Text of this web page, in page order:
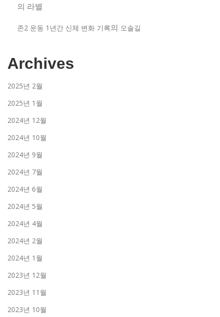
의 라별
존2 운동 1년간 신체 변화 기록의 오솔길
Archives
2025년 2월
2025년 1월
2024년 12월
2024년 10월
2024년 9월
2024년 7월
2024년 6월
2024년 5월
2024년 4월
2024년 2월
2024년 1월
2023년 12월
2023년 11월
2023년 10월